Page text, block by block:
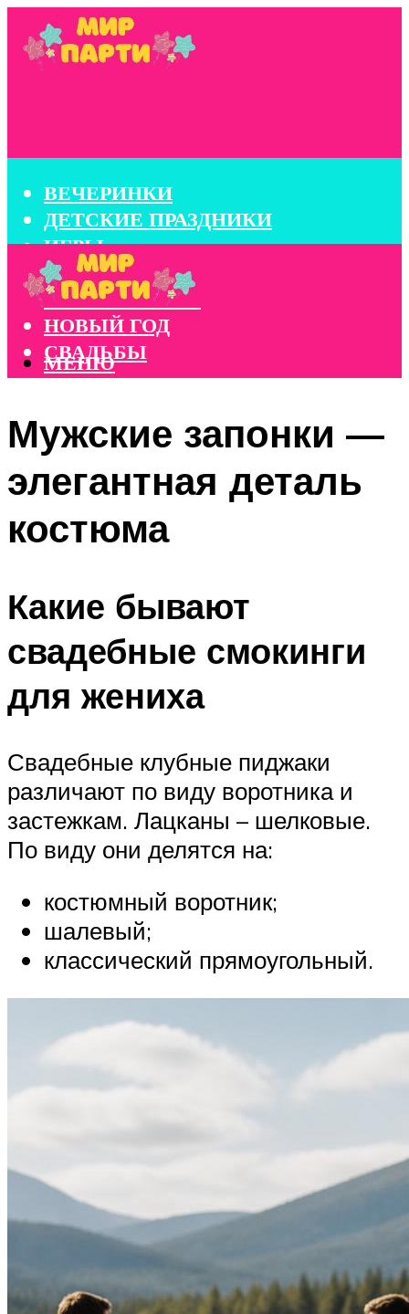
ВЕЧЕРИНКИ
ДЕТСКИЕ ПРАЗДНИКИ
ИГРЫ
КОНКУРСЫ
КОРПОРАТИВЫ
НОВЫЙ ГОД
СВАДЬБЫ
МЕНЮ
Мужские запонки —
элегантная деталь
костюма
Какие бывают
свадебные смокинги
для жениха
Свадебные клубные пиджаки
различают по виду воротника и
застежкам. Лацканы – шелковые.
По виду они делятся на:
костюмный воротник;
шалевый;
классический прямоугольный.